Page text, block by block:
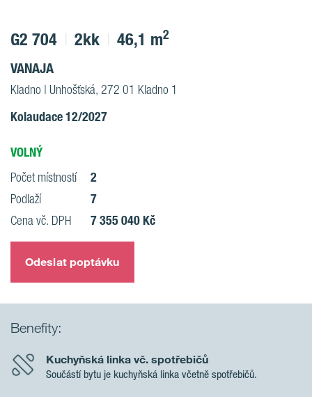
G2 704 2kk 46,1 m2
VANAJA
Kladno | Unhošťská, 272 01 Kladno 1
Kolaudace 12/2027
VOLNÝ
Počet místností 2
Podlaží 7
Cena vč. DPH 7 355 040 Kč
Odeslat poptávku
Benefity:
Kuchyňská linka vč. spotřebičů
Součástí bytu je kuchyňská linka včetně spotřebičů.